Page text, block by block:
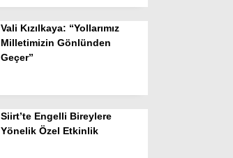
Vali Kızılkaya: “Yollarımız
Milletimizin Gönlünden
Geçer”
Siirt’te Engelli Bireylere
Yönelik Özel Etkinlik